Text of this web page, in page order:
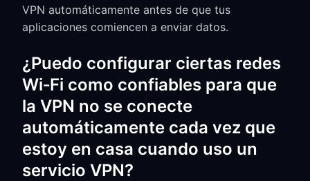
VPN automáticamente antes de que tus
aplicaciones comiencen a enviar datos.
¿Puedo configurar ciertas redes
Wi‑Fi como confiables para que
la VPN no se conecte
automáticamente cada vez que
estoy en casa cuando uso un
servicio VPN?